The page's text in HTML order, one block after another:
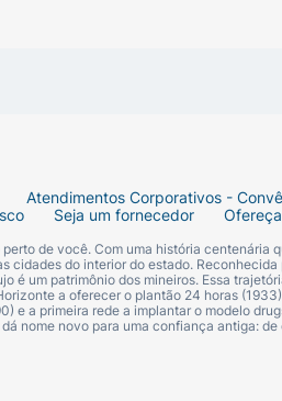
Atendimentos Corporativos -
Seja um fornecedor
de você. Com uma história centenária
cidades do interior do estado.
é um patrimônio dos mineiros. Essa
a oferecer o plantão 24 horas
e a primeira rede a implantar o modelo
nome novo para uma confiança antiga: